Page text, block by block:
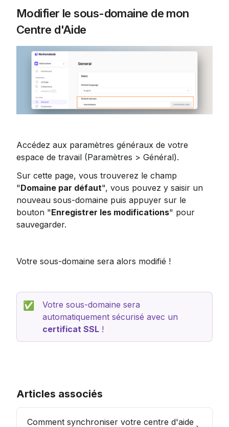
Modifier le sous-domaine de mon
Centre d'Aide
Accédez aux paramètres généraux de votre
espace de travail (Paramètres > Général).
Sur cette page, vous trouverez le champ
"Domaine par défaut", vous pouvez y saisir un
nouveau sous-domaine puis appuyer sur le
bouton "Enregistrer les modifications" pour
sauvegarder.
Votre sous-domaine sera alors modifié !
✅
Votre sous-domaine sera
automatiquement sécurisé avec un
certificat SSL !
Articles associés
Comment synchroniser votre centre d'aide